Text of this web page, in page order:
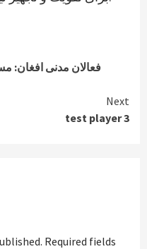
فعالان مدنی افغان:
Next
test player 3
Required fields